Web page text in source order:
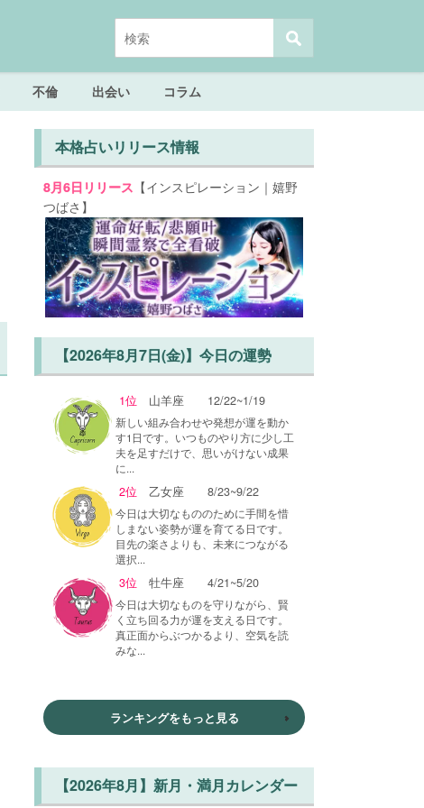
不倫 出会い コラム
本格占いリリース情報
8月6日リリース 【インスピレーション｜嬉野
つばさ】
【2026年8月7日(金)】今日の運勢
1位 山羊座 12/22~1/19
新しい組み合わせや発想が運を動か
す1日です。いつものやり方に少し工
夫を足すだけで、思いがけない成果
に...
2位 乙女座 8/23~9/22
今日は大切なもののために手間を惜
しまない姿勢が運を育てる日です。
目先の楽さよりも、未来につながる
選択...
3位 牡牛座 4/21~5/20
今日は大切なものを守りながら、賢
く立ち回る力が運を支える日です。
真正面からぶつかるより、空気を読
みな...
ランキングをもっと見る
【2026年8月】新月・満月カレンダー